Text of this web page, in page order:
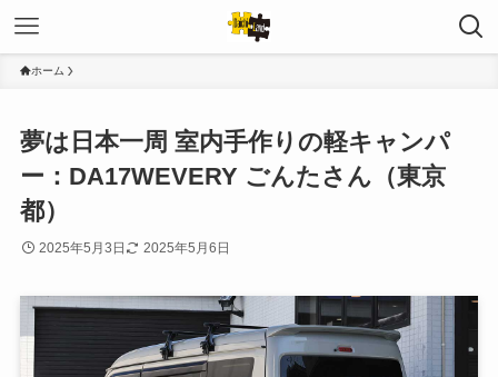
ホーム
夢は日本一周 室内手作りの軽キャンパ
ー：DA17WEVERY ごんたさん（東京
都）
2025年5月3日 2025年5月6日